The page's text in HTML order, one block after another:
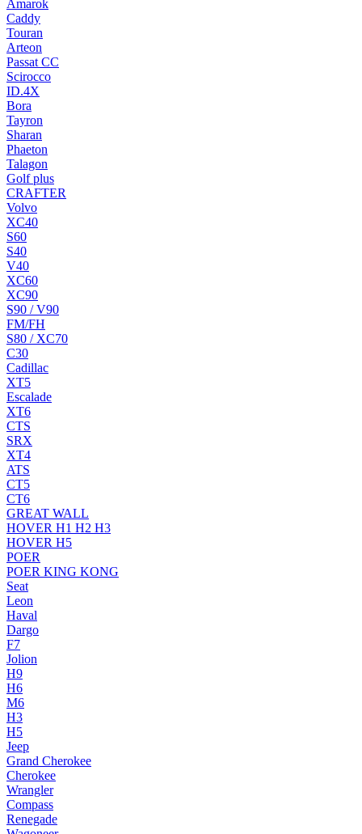
Amarok
Caddy
Touran
Arteon
Passat CC
Scirocco
ID.4X
Bora
Tayron
Sharan
Phaeton
Talagon
Golf plus
CRAFTER
Volvo
XC40
S60
S40
V40
XC60
XC90
S90 / V90
FM/FH
S80 / XC70
C30
Cadillac
XT5
Escalade
XT6
CTS
SRX
XT4
ATS
CT5
CT6
GREAT WALL
HOVER H1 H2 H3
HOVER H5
POER
POER KING KONG
Seat
Leon
Haval
Dargo
F7
Jolion
H9
H6
M6
H3
H5
Jeep
Grand Cherokee
Cherokee
Wrangler
Compass
Renegade